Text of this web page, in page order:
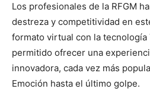
Los profesionales de la RFGM
destreza y competitividad en
formato virtual con la tecnología
permitido ofrecer una
innovadora, cada vez más
Emoción hasta el último golpe.